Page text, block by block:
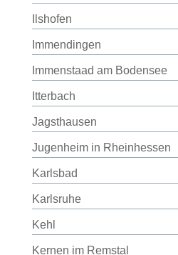
Ilshofen
Immendingen
Immenstaad am Bodensee
Itterbach
Jagsthausen
Jugenheim in Rheinhessen
Karlsbad
Karlsruhe
Kehl
Kernen im Remstal